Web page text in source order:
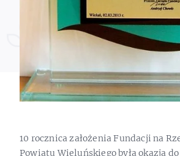
10 rocznica założenia Fundacji na
Powiatu Wieluńskiego była okazją